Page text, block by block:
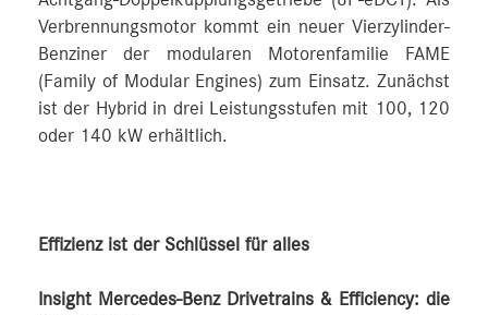
Verbrennungsmotor kommt ein neuer Vierzylinder-
Benziner der modularen Motorenfamilie FAME
(Family of Modular Engines) zum Einsatz. Zunächst
ist der Hybrid in drei Leistungsstufen mit 100, 120
oder 140 kW erhältlich.
Effizienz ist der Schlüssel für alles
Insight Mercedes-Benz Drivetrains & Efficiency: die